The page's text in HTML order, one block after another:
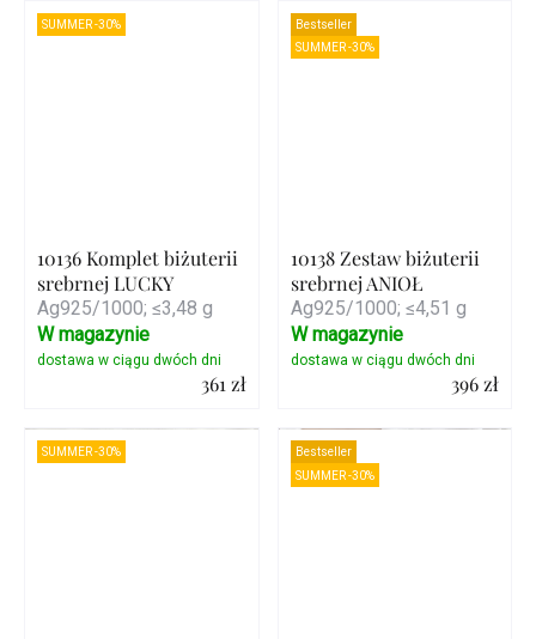
SUMMER -30%
10136 Komplet biżuterii
srebrnej LUCKY
Ag925/1000; ≤3,48 g
361 zł
Szczegóły
W magazynie
Bestseller
SUMMER -30%
10138 Zestaw biżuterii
srebrnej ANIOŁ
Ag925/1000; ≤4,51 g
396 zł
Szczegóły
W magazynie
SUMMER -30%
Bestseller
SUMMER -30%